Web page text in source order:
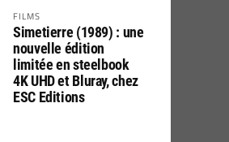
FILMS
Simetierre (1989) : une
nouvelle édition
limitée en steelbook
4K UHD et Bluray, chez
ESC Editions